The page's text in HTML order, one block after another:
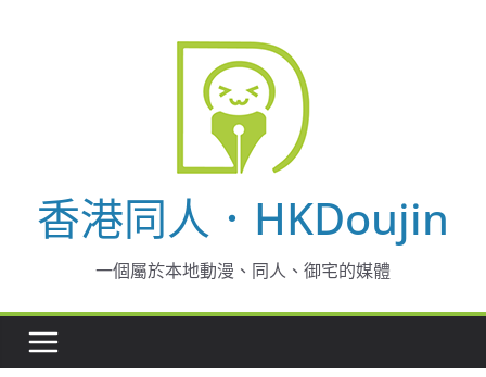
香港同人．HKDoujin
一個屬於本地動漫、同人、御宅的媒體